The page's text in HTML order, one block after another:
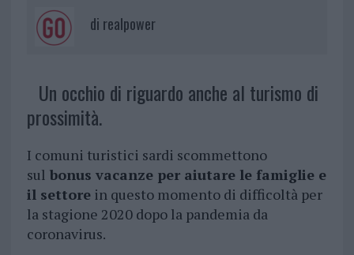
di realpower
Un occhio di riguardo anche al turismo di
prossimità.
I comuni turistici sardi scommettono
sul bonus vacanze per aiutare le famiglie e
il settorein questo momento di difficoltà per
la stagione 2020 dopo la pandemia da
coronavirus.